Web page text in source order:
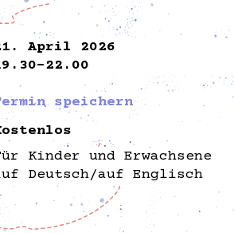
April 2026
22.00
speichern
Kinder und Erwachsene
Deutsch/auf Englisch